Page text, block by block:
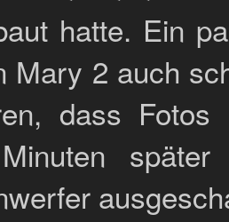
hatte. Ein
Mary 2 auch
dass